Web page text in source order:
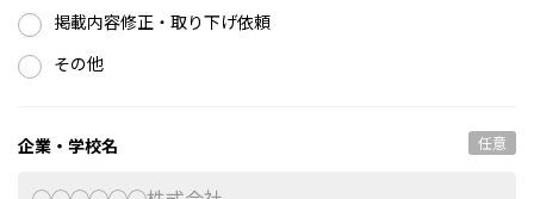
掲載内容修正・取り下げ依頼
その他
企業・学校名 任意